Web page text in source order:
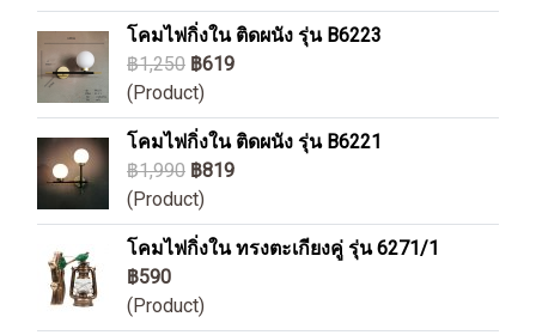
โคมไฟกิ่งใน ติดผนัง รุ่น B6223
฿1,250 ฿619
(Product)
โคมไฟกิ่งใน ติดผนัง รุ่น B6221
฿1,990 ฿819
(Product)
โคมไฟกิ่งใน ทรงตะเกียงคู่ รุ่น 6271/1
฿590
(Product)